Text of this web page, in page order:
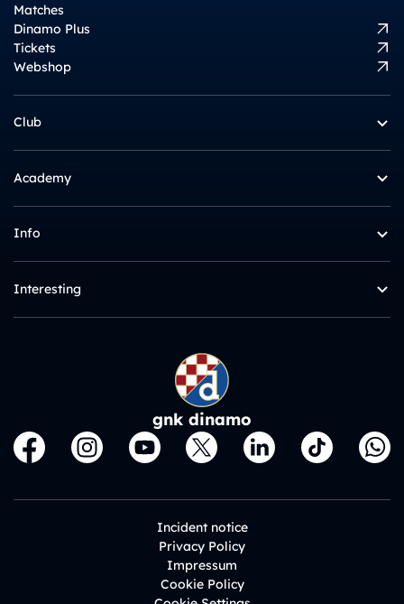
Matches
Dinamo Plus
Tickets
Webshop
Club
Academy
Info
Interesting
gnk dinamo
Incident notice
Privacy Policy
Impressum
Cookie Policy